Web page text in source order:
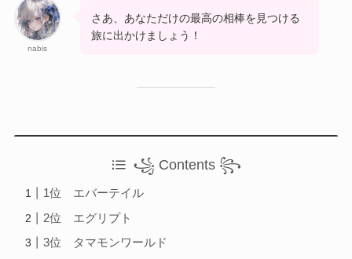
nabis
さあ、あなただけの最高の相棒を見つける
旅に出かけましょう！
꧁ Contents ꧂
1位 エバーテイル
2位 エグリプト
3位 タマモンワールド